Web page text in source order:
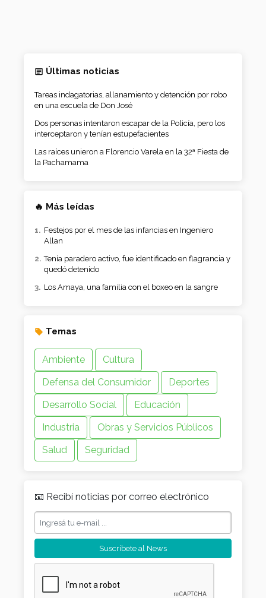
Últimas noticias
Tareas indagatorias, allanamiento y detención por robo
en una escuela de Don José
Dos personas intentaron escapar de la Policía, pero los
interceptaron y tenían estupefacientes
Las raíces unieron a Florencio Varela en la 32ª Fiesta de
la Pachamama
🔥 Más leídas
Festejos por el mes de las infancias en Ingeniero
Allan
Tenía paradero activo, fue identificado en flagrancia y
quedó detenido
Los Amaya, una familia con el boxeo en la sangre
Temas
Ambiente
Cultura
Defensa del Consumidor
Deportes
Desarrollo Social
Educación
Industria
Obras y Servicios Públicos
Salud
Seguridad
📧 Recibí noticias por correo electrónico